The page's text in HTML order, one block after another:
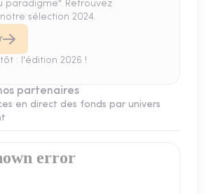
paradigme". Retrouvez
sélection 2024.
: l'édition 2026 !
partenaires
en direct des fonds par univers